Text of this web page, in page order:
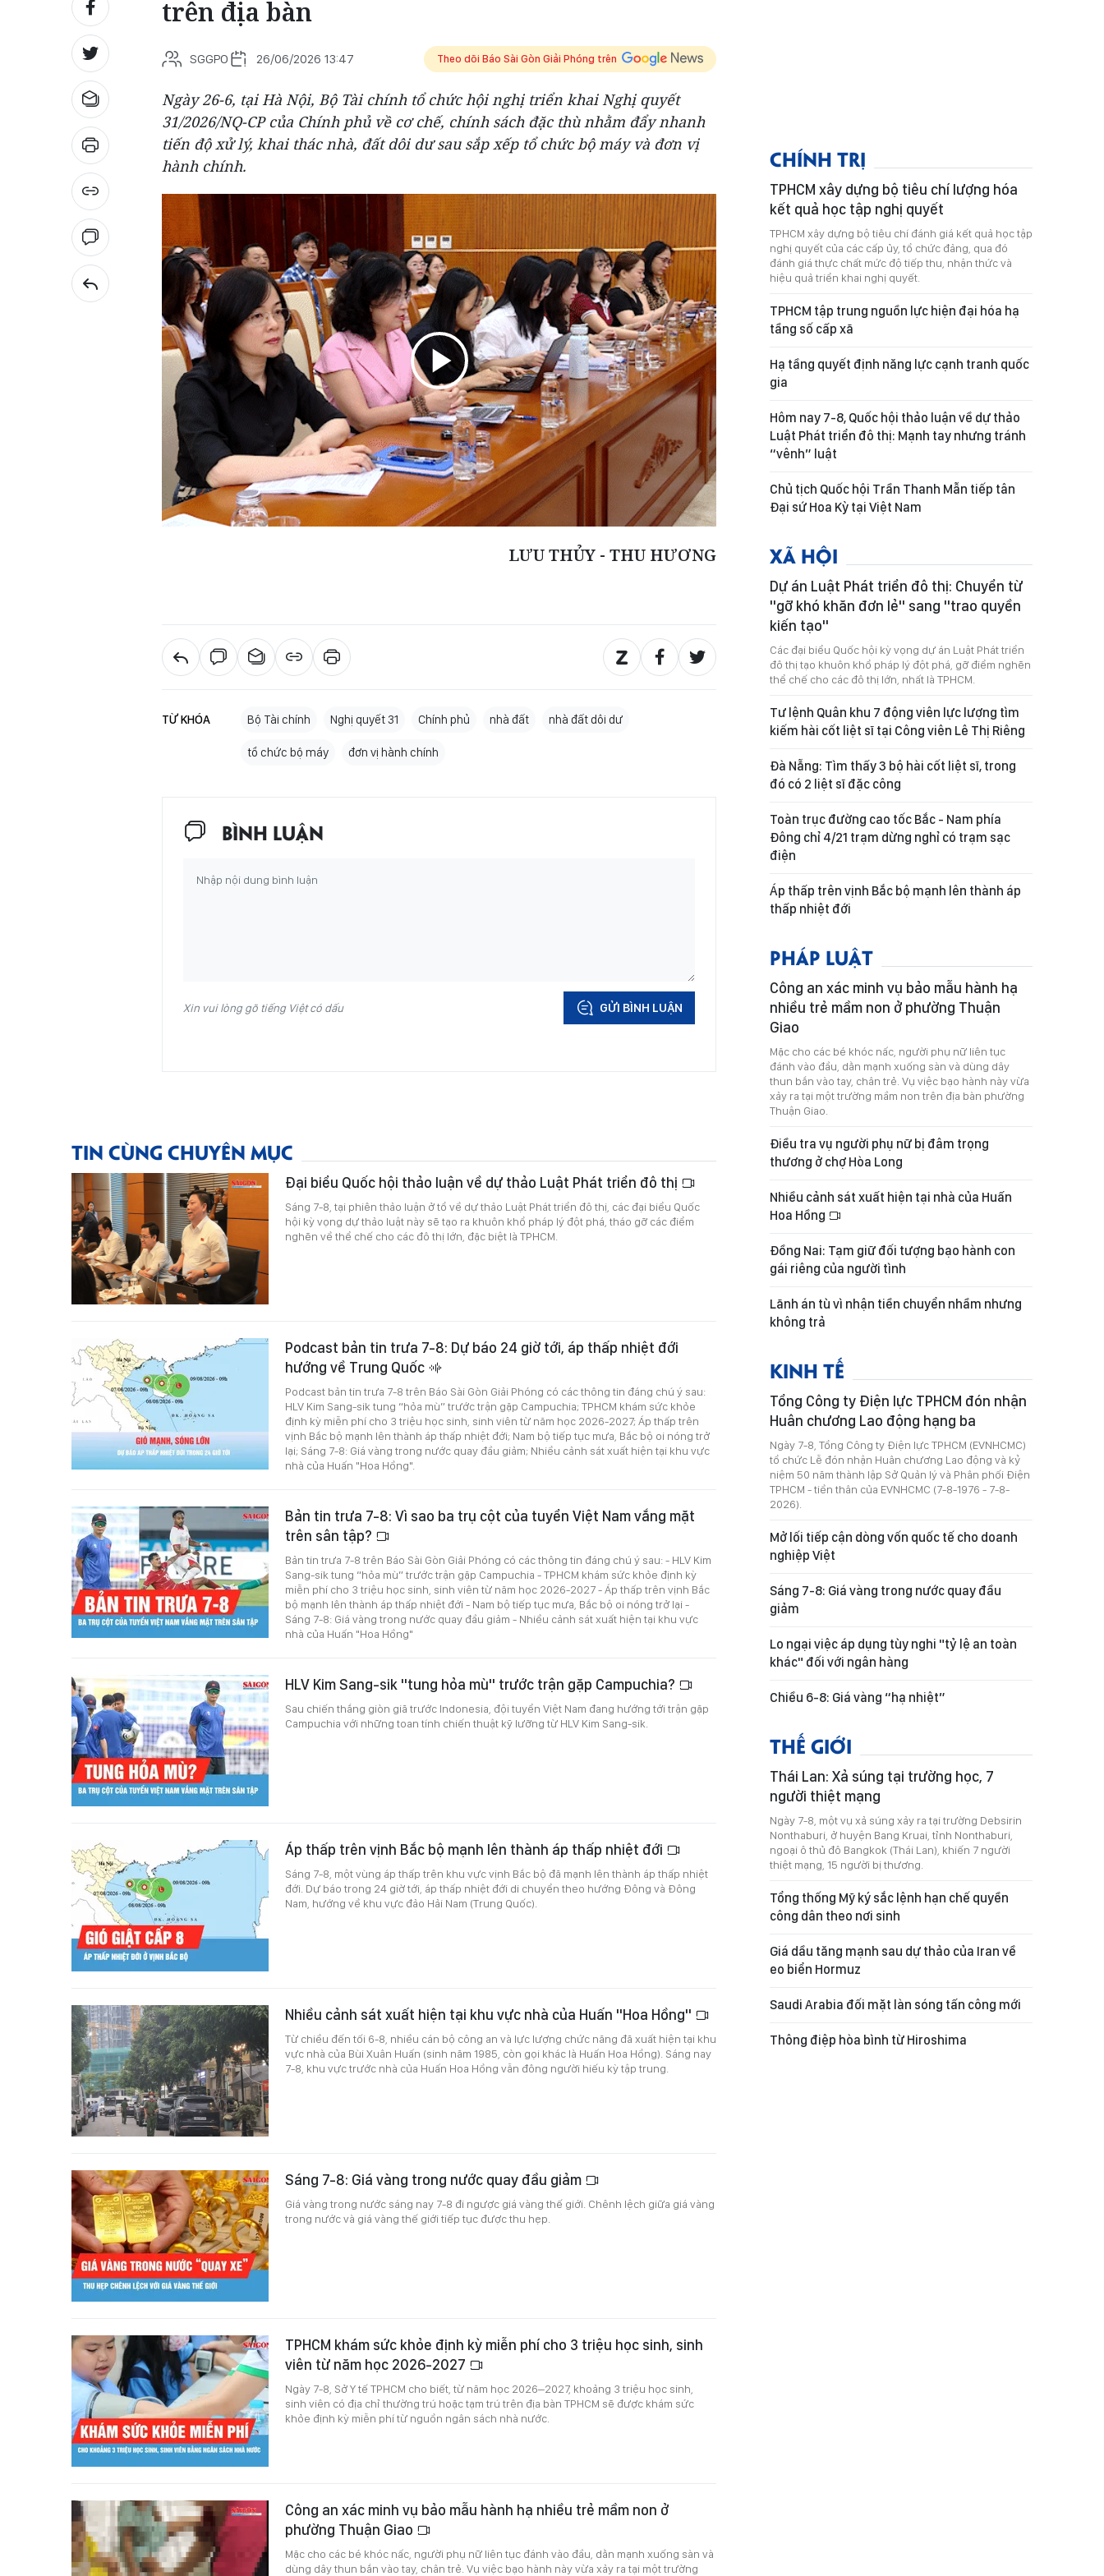
trên địa bàn
SGGPO 26/06/2026 13:47 Theo dõi Báo Sài Gòn Giải Phóng trên
Ngày 26-6, tại Hà Nội, Bộ Tài chính tổ chức hội nghị triển khai Nghị quyết
31/2026/NQ-CP của Chính phủ về cơ chế, chính sách đặc thù nhằm đẩy nhanh
tiến độ xử lý, khai thác nhà, đất dôi dư sau sắp xếp tổ chức bộ máy và đơn vị
hành chính.
LƯU THỦY - THU HƯƠNG
TỪ KHÓA Bộ Tài chính Nghị quyết 31 Chính phủ nhà đất nhà đất dôi dư
tổ chức bộ máy đơn vị hành chính
BÌNH LUẬN
Xin vui lòng gõ tiếng Việt có dấu GỬI BÌNH LUẬN
TIN CÙNG CHUYÊN MỤC
Đại biểu Quốc hội thảo luận về dự thảo Luật Phát triển đô thị
Sáng 7-8, tại phiên thảo luận ở tổ về dự thảo Luật Phát triển đô thị, các đại biểu Quốc
hội kỳ vọng dự thảo luật này sẽ tạo ra khuôn khổ pháp lý đột phá, tháo gỡ các điểm
nghẽn về thể chế cho các đô thị lớn, đặc biệt là TPHCM.
Podcast bản tin trưa 7-8: Dự báo 24 giờ tới, áp thấp nhiệt đới
hướng về Trung Quốc
Podcast bản tin trưa 7-8 trên Báo Sài Gòn Giải Phóng có các thông tin đáng chú ý sau:
HLV Kim Sang-sik tung “hỏa mù” trước trận gặp Campuchia; TPHCM khám sức khỏe
định kỳ miễn phí cho 3 triệu học sinh, sinh viên từ năm học 2026-2027; Áp thấp trên
vịnh Bắc bộ mạnh lên thành áp thấp nhiệt đới; Nam bộ tiếp tục mưa, Bắc bộ oi nóng trở
lại; Sáng 7-8: Giá vàng trong nước quay đầu giảm; Nhiều cảnh sát xuất hiện tại khu vực
nhà của Huấn "Hoa Hồng".
Bản tin trưa 7-8: Vì sao ba trụ cột của tuyển Việt Nam vắng mặt
trên sân tập?
Bản tin trưa 7-8 trên Báo Sài Gòn Giải Phóng có các thông tin đáng chú ý sau: - HLV Kim
Sang-sik tung “hỏa mù” trước trận gặp Campuchia - TPHCM khám sức khỏe định kỳ
miễn phí cho 3 triệu học sinh, sinh viên từ năm học 2026-2027 - Áp thấp trên vịnh Bắc
bộ mạnh lên thành áp thấp nhiệt đới - Nam bộ tiếp tục mưa, Bắc bộ oi nóng trở lại -
Sáng 7-8: Giá vàng trong nước quay đầu giảm - Nhiều cảnh sát xuất hiện tại khu vực
nhà của Huấn "Hoa Hồng"
HLV Kim Sang-sik "tung hỏa mù" trước trận gặp Campuchia?
Sau chiến thắng giòn giã trước Indonesia, đội tuyển Việt Nam đang hướng tới trận gặp
Campuchia với những toan tính chiến thuật kỹ lưỡng từ HLV Kim Sang-sik.
Áp thấp trên vịnh Bắc bộ mạnh lên thành áp thấp nhiệt đới
Sáng 7-8, một vùng áp thấp trên khu vực vịnh Bắc bộ đã mạnh lên thành áp thấp nhiệt
đới. Dự báo trong 24 giờ tới, áp thấp nhiệt đới di chuyển theo hướng Đông và Đông
Nam, hướng về khu vực đảo Hải Nam (Trung Quốc).
Nhiều cảnh sát xuất hiện tại khu vực nhà của Huấn "Hoa Hồng"
Từ chiều đến tối 6-8, nhiều cán bộ công an và lực lượng chức năng đã xuất hiện tại khu
vực nhà của Bùi Xuân Huấn (sinh năm 1985, còn gọi khác là Huấn Hoa Hồng). Sáng nay
7-8, khu vực trước nhà của Huấn Hoa Hồng vẫn đông người hiếu kỳ tập trung.
Sáng 7-8: Giá vàng trong nước quay đầu giảm
Giá vàng trong nước sáng nay 7-8 đi ngược giá vàng thế giới. Chênh lệch giữa giá vàng
trong nước và giá vàng thế giới tiếp tục được thu hẹp.
TPHCM khám sức khỏe định kỳ miễn phí cho 3 triệu học sinh, sinh
viên từ năm học 2026-2027
Ngày 7-8, Sở Y tế TPHCM cho biết, từ năm học 2026–2027, khoảng 3 triệu học sinh,
sinh viên có địa chỉ thường trú hoặc tạm trú trên địa bàn TPHCM sẽ được khám sức
khỏe định kỳ miễn phí từ nguồn ngân sách nhà nước.
Công an xác minh vụ bảo mẫu hành hạ nhiều trẻ mầm non ở
phường Thuận Giao
Mặc cho các bé khóc nấc, người phụ nữ liên tục đánh vào đầu, dằn mạnh xuống sàn và
dùng dây thun bắn vào tay, chân trẻ. Vụ việc bạo hành này vừa xảy ra tại một trường
CHÍNH TRỊ
TPHCM xây dựng bộ tiêu chí lượng hóa
kết quả học tập nghị quyết
TPHCM xây dựng bộ tiêu chí đánh giá kết quả học tập
nghị quyết của các cấp ủy, tổ chức đảng, qua đó
đánh giá thực chất mức độ tiếp thu, nhận thức và
hiệu quả triển khai nghị quyết.
TPHCM tập trung nguồn lực hiện đại hóa hạ
tầng số cấp xã
Hạ tầng quyết định năng lực cạnh tranh quốc
gia
Hôm nay 7-8, Quốc hội thảo luận về dự thảo
Luật Phát triển đô thị: Mạnh tay nhưng tránh
“vênh” luật
Chủ tịch Quốc hội Trần Thanh Mẫn tiếp tân
Đại sứ Hoa Kỳ tại Việt Nam
XÃ HỘI
Dự án Luật Phát triển đô thị: Chuyển từ
"gỡ khó khăn đơn lẻ" sang "trao quyền
kiến tạo"
Các đại biểu Quốc hội kỳ vọng dự án Luật Phát triển
đô thị tạo khuôn khổ pháp lý đột phá, gỡ điểm nghẽn
thể chế cho các đô thị lớn, nhất là TPHCM.
Tư lệnh Quân khu 7 động viên lực lượng tìm
kiếm hài cốt liệt sĩ tại Công viên Lê Thị Riêng
Đà Nẵng: Tìm thấy 3 bộ hài cốt liệt sĩ, trong
đó có 2 liệt sĩ đặc công
Toàn trục đường cao tốc Bắc - Nam phía
Đông chỉ 4/21 trạm dừng nghỉ có trạm sạc
điện
Áp thấp trên vịnh Bắc bộ mạnh lên thành áp
thấp nhiệt đới
PHÁP LUẬT
Công an xác minh vụ bảo mẫu hành hạ
nhiều trẻ mầm non ở phường Thuận
Giao
Mặc cho các bé khóc nấc, người phụ nữ liên tục
đánh vào đầu, dằn mạnh xuống sàn và dùng dây
thun bắn vào tay, chân trẻ. Vụ việc bạo hành này vừa
xảy ra tại một trường mầm non trên địa bàn phường
Thuận Giao.
Điều tra vụ người phụ nữ bị đâm trọng
thương ở chợ Hòa Long
Nhiều cảnh sát xuất hiện tại nhà của Huấn
Hoa Hồng
Đồng Nai: Tạm giữ đối tượng bạo hành con
gái riêng của người tình
Lãnh án tù vì nhận tiền chuyển nhầm nhưng
không trả
KINH TẾ
Tổng Công ty Điện lực TPHCM đón nhận
Huân chương Lao động hạng ba
Ngày 7-8, Tổng Công ty Điện lực TPHCM (EVNHCMC)
tổ chức Lễ đón nhận Huân chương Lao động và kỷ
niệm 50 năm thành lập Sở Quản lý và Phân phối Điện
TPHCM - tiền thân của EVNHCMC (7-8-1976 - 7-8-
2026).
Mở lối tiếp cận dòng vốn quốc tế cho doanh
nghiệp Việt
Sáng 7-8: Giá vàng trong nước quay đầu
giảm
Lo ngại việc áp dụng tùy nghi "tỷ lệ an toàn
khác" đối với ngân hàng
Chiều 6-8: Giá vàng “hạ nhiệt”
THẾ GIỚI
Thái Lan: Xả súng tại trường học, 7
người thiệt mạng
Ngày 7-8, một vụ xả súng xảy ra tại trường Debsirin
Nonthaburi, ở huyện Bang Kruai, tỉnh Nonthaburi,
ngoại ô thủ đô Bangkok (Thái Lan), khiến 7 người
thiệt mạng, 15 người bị thương.
Tổng thống Mỹ ký sắc lệnh hạn chế quyền
công dân theo nơi sinh
Giá dầu tăng mạnh sau dự thảo của Iran về
eo biển Hormuz
Saudi Arabia đối mặt làn sóng tấn công mới
Thông điệp hòa bình từ Hiroshima